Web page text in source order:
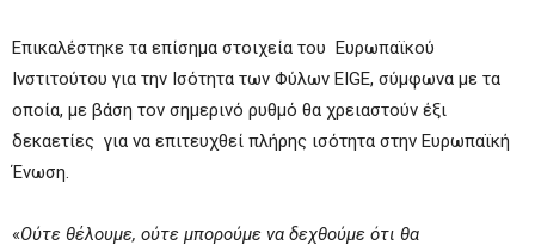
Επικαλέστηκε τα επίσημα στοιχεία του Ευρωπαϊκού
Ινστιτούτου για την Ισότητα των Φύλων EIGE, σύμφωνα με τα
οποία, με βάση τον σημερινό ρυθμό θα χρειαστούν έξι
δεκαετίες για να επιτευχθεί πλήρης ισότητα στην Ευρωπαϊκή
Ένωση.
«Ούτε θέλουμε, ούτε μπορούμε να δεχθούμε ότι θα